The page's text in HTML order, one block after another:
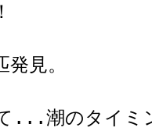
見。
...潮のタイミ